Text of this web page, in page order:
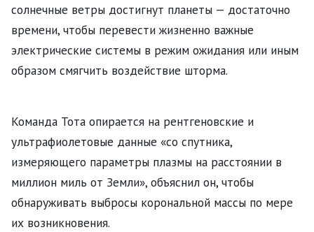
солнечные ветры достигнут планеты — достаточно
времени, чтобы перевести жизненно важные
электрические системы в режим ожидания или иным
образом смягчить воздействие шторма.
Команда Тота опирается на рентгеновские и
ультрафиолетовые данные «со спутника,
измеряющего параметры плазмы на расстоянии в
миллион миль от Земли», объяснил он, чтобы
обнаруживать выбросы корональной массы по мере
их возникновения.